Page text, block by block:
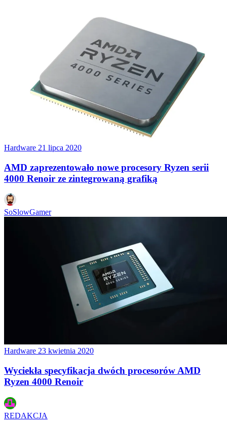
Hardware 21 lipca 2020
AMD zaprezentowało nowe procesory Ryzen serii
4000 Renoir ze zintegrowaną grafiką
SoSlowGamer
Hardware 23 kwietnia 2020
Wyciekła specyfikacja dwóch procesorów AMD
Ryzen 4000 Renoir
REDAKCJA